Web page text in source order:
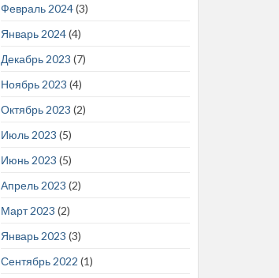
Февраль 2024(3)
Январь 2024(4)
Декабрь 2023 (7)
Ноябрь 2023 (4)
Октябрь 2023 (2)
Июль 2023 (5)
Июнь 2023 (5)
Апрель 2023 (2)
Март 2023 (2)
Январь 2023 (3)
Сентябрь 2022 (1)